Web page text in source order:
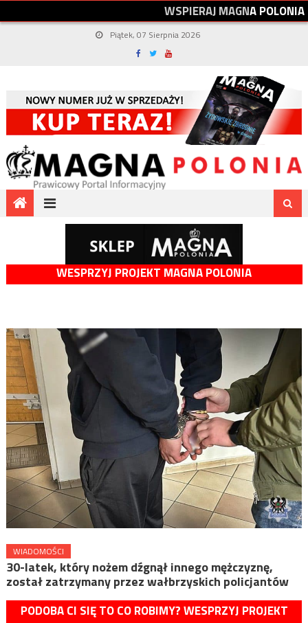
WSPIERAJMAGNAPOLONIA
Piątek, 07 Sierpnia 2026
WESPRZYJ PROJEKT MAGNA POLONIA
WIADOMOŚCI
30-latek, który nożem dźgnął innego mężczyznę,
został zatrzymany przez wałbrzyskich policjantów
PODOBA CI SIĘ TO CO ROBIMY? WESPRZYJ PROJEKT